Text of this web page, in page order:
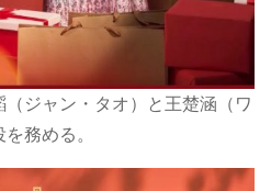
ジャン・タオ）と王楚涵（ワ
務める。